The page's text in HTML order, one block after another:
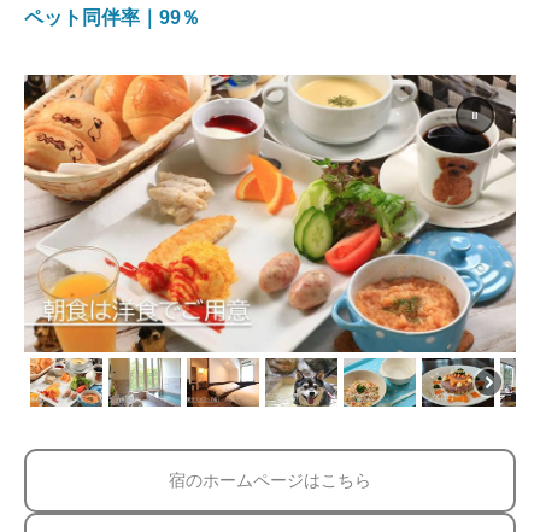
ペット同伴率｜99％
宿のホームページはこちら